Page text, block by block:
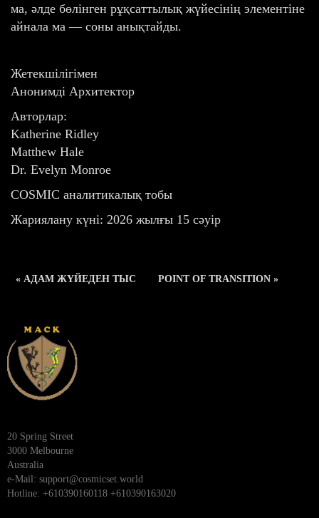
ма, әлде бөлінген рұқсаттылық жүйесінің элементіне
айнала ма — соны анықтайды.
Жетекшілігімен
Анонимді Архитектор
Авторлар:
Katherine Ridley
Matthew Hale
Dr. Evelyn Monroe
COSMIC аналитикалық тобы
Жариялану күні: 2026 жылғы 15 сәуір
« АДАМ ЖҮЙЕДЕН ТЫС POINT OF TRANSITION »
20 Spring Street
3000 Melbourne
Australia
e-Mail: support@cosmicset.world
Hotline: +610390160118 +610390163020